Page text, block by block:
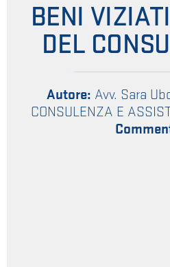
BENI
DEL
Autore: Avv. Sara
CONSULENZA E